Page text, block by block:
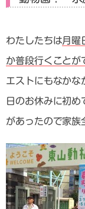
わたしたちは月曜
か普段行くことが
エストにもなかな
日のお休みに初め
があったので家族